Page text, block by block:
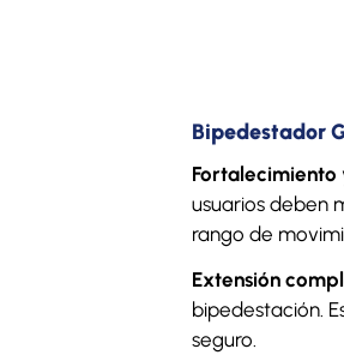
Bipedestador
Fortalecimiento
usuarios deben
rango de
Extensión
bipedestación.
seguro.